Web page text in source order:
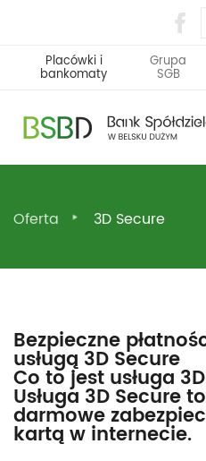
Placówki i
bankomaty
Grupa
SGB
Oferta 3D Secure
Bezpieczne
usługą 3D Secure
Co to jest usługa
Usługa 3D Secure
darmowe
kartą w internecie.